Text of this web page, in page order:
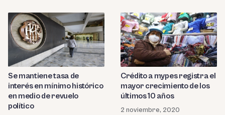
Se mantiene tasa de
interés en mínimo histórico
en medio de revuelo
político
Crédito a mypes registra el
mayor crecimiento de los
últimos 10 años
2 noviembre, 2020